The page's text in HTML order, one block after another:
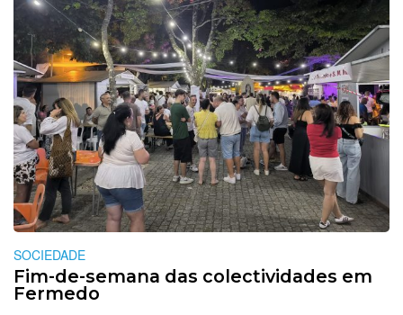
SOCIEDADE
Fim-de-semana das colectividades em
Fermedo